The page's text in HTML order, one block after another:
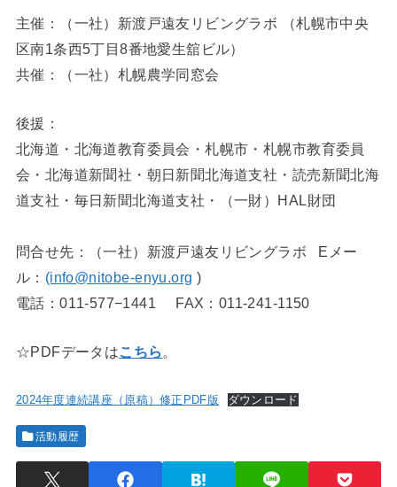
主催：（一社）新渡戸遠友リビングラボ （札幌市中央
区南1条西5丁目8番地愛生舘ビル）
共催：（一社）札幌農学同窓会
後援：
北海道・北海道教育委員会・札幌市・札幌市教育委員
会・北海道新聞社・朝日新聞北海道支社・読売新聞北海
道支社・毎日新聞北海道支社・（一財）HAL財団
問合せ先：（一社）新渡戸遠友リビングラボ Eメー
ル： (info@nitobe-enyu.org )
電話：011-577−1441 FAX：011-241-1150
☆PDFデータはこちら 。
2024年度連続講座（原稿）修正PDF版 ダウンロード
活動履歴